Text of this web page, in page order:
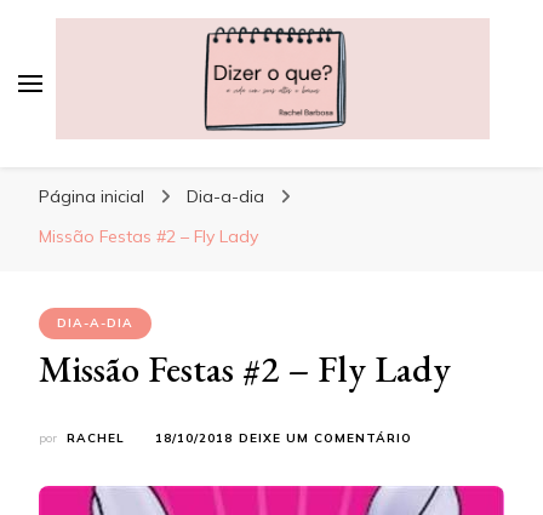
Página inicial
Dia-a-dia
Missão Festas #2 – Fly Lady
DIA-A-DIA
Missão Festas #2 – Fly Lady
por RACHEL 18/10/2018 DEIXE UM COMENTÁRIO
#2